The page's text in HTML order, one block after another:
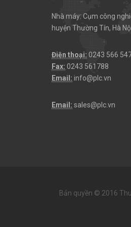
Nhà máy: Cụm công
huyện Thường Tín, Hà
Điện thoại: 0243 566
Fax: 0243 561788
Email: info@plc.vn
Email: sales@plc.vn
Bản quyền © 2016